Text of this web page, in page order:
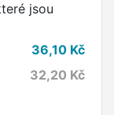
jsou
36,10 Kč
32,20 Kč